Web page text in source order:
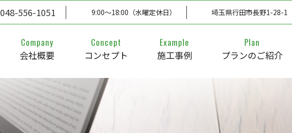
048-556-1051 9:00～18:00（水曜定休日） 埼玉県行田市長野1-28-1
Company
会社概要
Concept
コンセプト
Example
施工事例
Plan
プランのご紹介